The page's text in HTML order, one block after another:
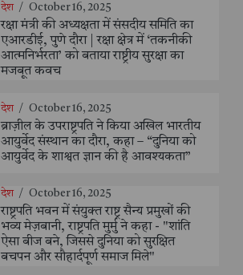
देश / October 16, 2025
रक्षा मंत्री की अध्यक्षता में संसदीय समिति का
एआरडीई, पुणे दौरा | रक्षा क्षेत्र में ‘तकनीकी
आत्मनिर्भरता’ को बताया राष्ट्रीय सुरक्षा का
मजबूत कवच
देश / October 16, 2025
ब्राज़ील के उपराष्ट्रपति ने किया अखिल भारतीय
आयुर्वेद संस्थान का दौरा, कहा – “दुनिया को
आयुर्वेद के शाश्वत ज्ञान की है आवश्यकता”
देश / October 16, 2025
राष्ट्रपति भवन में संयुक्त राष्ट्र सैन्य प्रमुखों की
भव्य मेज़बानी, राष्ट्रपति मुर्मु ने कहा - "शांति
ऐसा बीज बने, जिससे दुनिया को सुरक्षित
बचपन और सौहार्दपूर्ण समाज मिले"